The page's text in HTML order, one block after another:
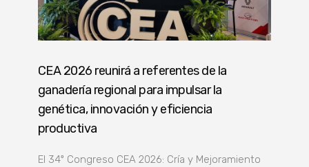
CEA 2026 reunirá a referentes de la
ganadería regional para impulsar la
genética, innovación y eficiencia
productiva
El 34º Congreso CEA 2026: Cría y Mejoramiento